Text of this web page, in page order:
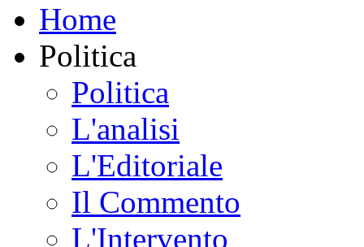
Home
Politica
Politica
L'analisi
L'Editoriale
Il Commento
L'Intervento